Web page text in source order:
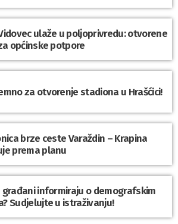
ulaže u poljoprivredu: otvorene
općinske potpore
za otvorenje stadiona u Hrašćici!
brze ceste Varaždin – Krapina
prema planu
građani informiraju o demografskim
Sudjelujte u istraživanju!